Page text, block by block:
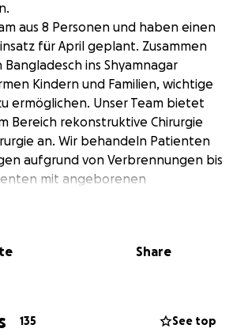
aus 8 Personen und haben einen
für April geplant. Zusammen
Bangladesch ins Shyamnagar
Kindern und Familien, wichtige
ermöglichen. Unser Team bietet
Bereich rekonstruktive Chirurgie
an. Wir behandeln Patienten
aufgrund von Verbrennungen bis
mit angeborenen
Hände und vieles mehr.
Share
135 See top